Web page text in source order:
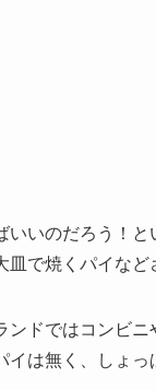
いいのだろう！
皿で焼くパイなど
ンドではコンビ
イは無く、しょっ